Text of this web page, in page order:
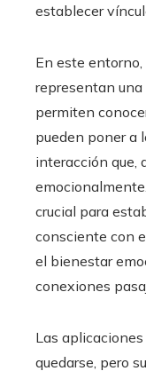
establecer
En este
representan una
permiten
pueden poner a
interacción que,
crucial para
consciente con
el bienestar
conexiones
Las
quedarse, pero